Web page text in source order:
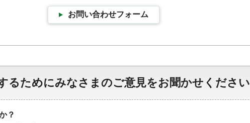
お問い合わせフォーム
るためにみなさまのご意見をお聞かせください
？